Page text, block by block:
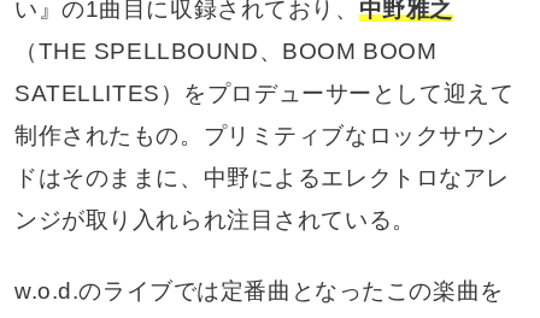
い』の1曲目に収録されており、 中野雅之
（THE SPELLBOUND、BOOM BOOM
SATELLITES）をプロデューサーとして迎えて
制作されたもの。プリミティブなロックサウン
ドはそのままに、中野によるエレクトロなアレ
ンジが取り入れられ注目されている。
w.o.d.のライブでは定番曲となったこの楽曲を